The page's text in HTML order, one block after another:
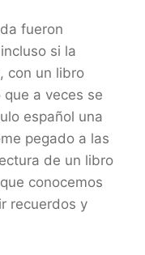
fueron
si la
con un libro
a veces se
español una
pegado a las
de un libro
conocemos
recuerdos y